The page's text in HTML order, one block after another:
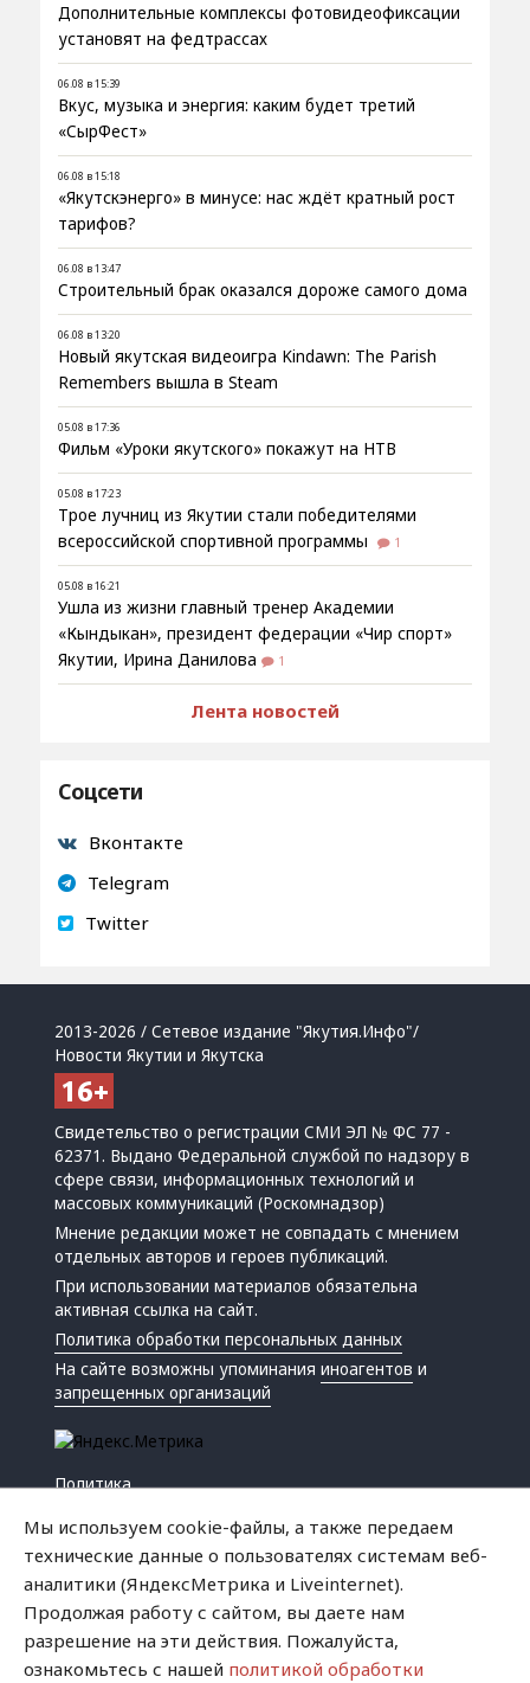
Дополнительные комплексы фотовидеофиксации
установят на федтрассах
06.08 в 15:39
Вкус, музыка и энергия: каким будет третий
«СырФест»
06.08 в 15:18
«Якутскэнерго» в минусе: нас ждёт кратный рост
тарифов?
06.08 в 13:47
Строительный брак оказался дороже самого дома
06.08 в 13:20
Новый якутская видеоигра Kindawn: The Parish
Remembers вышла в Steam
05.08 в 17:36
Фильм «Уроки якутского» покажут на НТВ
05.08 в 17:23
Трое лучниц из Якутии стали победителями
всероссийской спортивной программы
1
05.08 в 16:21
Ушла из жизни главный тренер Академии
«Кындыкан», президент федерации «Чир спорт»
Якутии, Ирина Данилова
1
Лента новостей
Соцсети
Вконтакте
Telegram
Twitter
2013-2026 / Сетевое издание "Якутия.Инфо"/
Новости Якутии и Якутска
Свидетельство о регистрации СМИ ЭЛ № ФС 77 -
62371. Выдано Федеральной службой по надзору в
сфере связи, информационных технологий и
массовых коммуникаций (Роскомнадзор)
Мнение редакции может не совпадать с мнением
отдельных авторов и героев публикаций.
При использовании материалов обязательна
активная ссылка на сайт.
Политика обработки персональных данных
На сайте возможны упоминанияиноагентов и
запрещенных организаций
Политика
Криминал
Мы используем cookie-файлы, а также передаем
технические данные о пользователях системам веб-
аналитики (ЯндексМетрика и Liveinternet).
Продолжая работу с сайтом, вы даете нам
разрешение на эти действия. Пожалуйста,
ознакомьтесь с нашей политикой обработки